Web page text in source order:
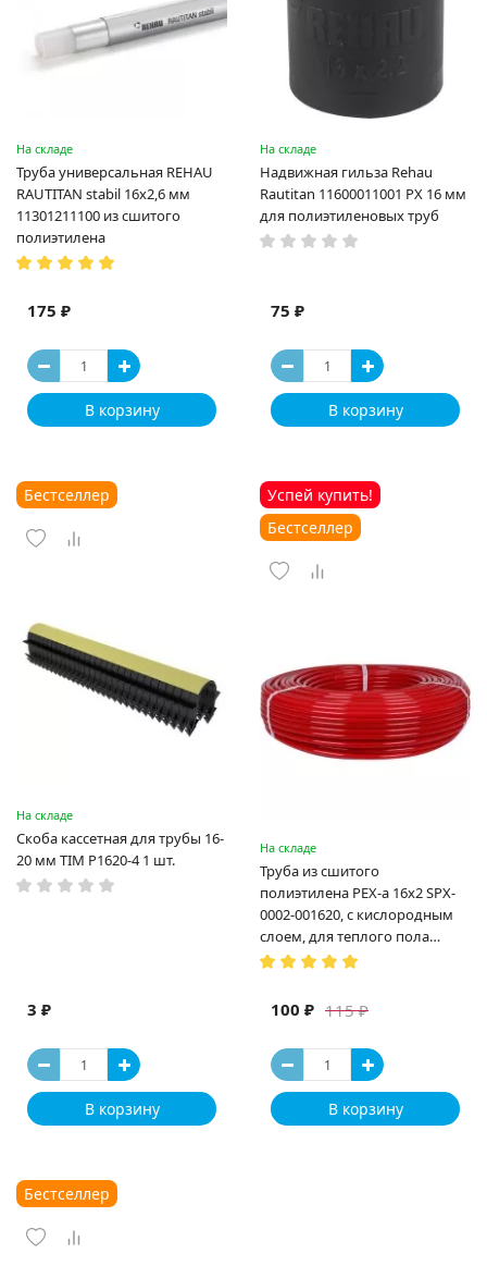
На складе
Труба универсальная REHAU
RAUTITAN stabil 16х2,6 мм
11301211100 из сшитого
полиэтилена
175 ₽
В корзину
На складе
Надвижная гильза Rehau
Rautitan 11600011001 PX 16 мм
для полиэтиленовых труб
75 ₽
В корзину
Бестселлер
На складе
Скоба кассетная для трубы 16-
20 мм TIM P1620-4 1 шт.
3 ₽
В корзину
Успей купить!
Бестселлер
На складе
Труба из сшитого
полиэтилена PEX-a 16х2 SPX-
0002-001620, с кислородным
слоем, для теплого пола
(Испания)
115 ₽
100 ₽
В корзину
Бестселлер